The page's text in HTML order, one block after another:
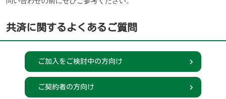
共済に関するよくあるご質問
ご加入をご検討中の方向け
ご契約者の方向け